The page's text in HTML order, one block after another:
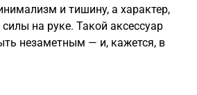
и тишину, а характер,
на руке. Такой аксессуар
незаметным — и, кажется, в